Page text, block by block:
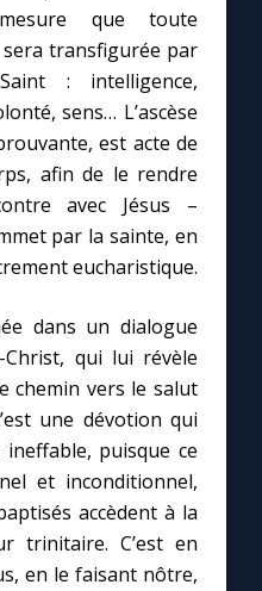
que toute
sera transfigurée par
: intelligence,
sens… L’ascèse
est acte de
afin de le rendre
avec Jésus –
par la sainte, en
eucharistique.
dans un dialogue
Christ, qui lui révèle
chemin vers le salut
une dévotion qui
ineffable, puisque ce
et inconditionnel,
accèdent à la
trinitaire. C’est en
en le faisant nôtre,